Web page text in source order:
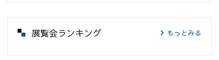
展覧会ランキング もっとみる